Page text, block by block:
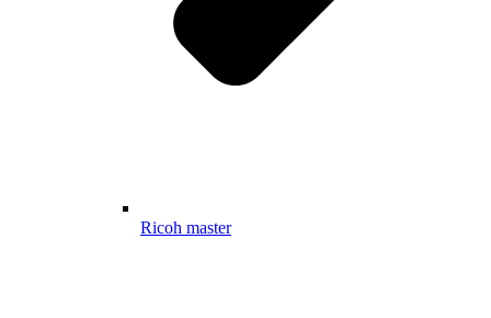
Ricoh master